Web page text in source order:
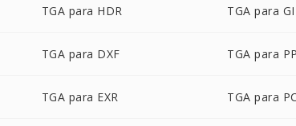
TGA para HDR TGA para
TGA para DXF TGA para
TGA para EXR TGA para